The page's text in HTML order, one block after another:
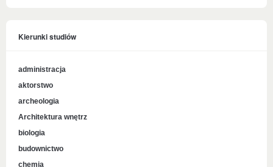
Kierunki studiów
administracja
aktorstwo
archeologia
Architektura wnętrz
biologia
budownictwo
chemia